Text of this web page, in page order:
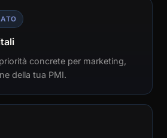
concrete per marketing,
della tua PMI.